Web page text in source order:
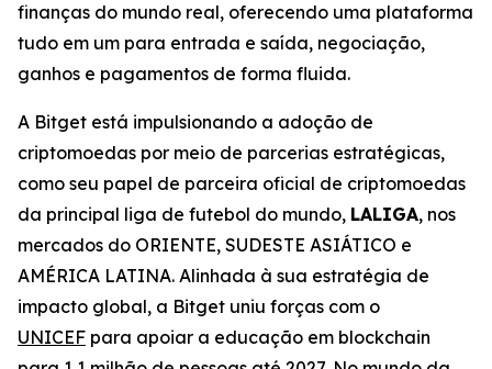
finanças do mundo real, oferecendo uma plataforma
tudo em um para entrada e saída, negociação,
ganhos e pagamentos de forma fluida.
A Bitget está impulsionando a adoção de
criptomoedas por meio de parcerias estratégicas,
como seu papel de parceira oficial de criptomoedas
da principal liga de futebol do mundo, LALIGA, nos
mercados do ORIENTE, SUDESTE ASIÁTICO e
AMÉRICA LATINA. Alinhada à sua estratégia de
impacto global, a Bitget uniu forças com o
UNICEF para apoiar a educação em blockchain